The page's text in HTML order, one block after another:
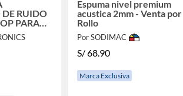
RUIDO
PARA
Espuma nivel premium
acustica 2mm - Venta por
Rollo
Por SODIMAC
S/68.90
Marca Exclusiva